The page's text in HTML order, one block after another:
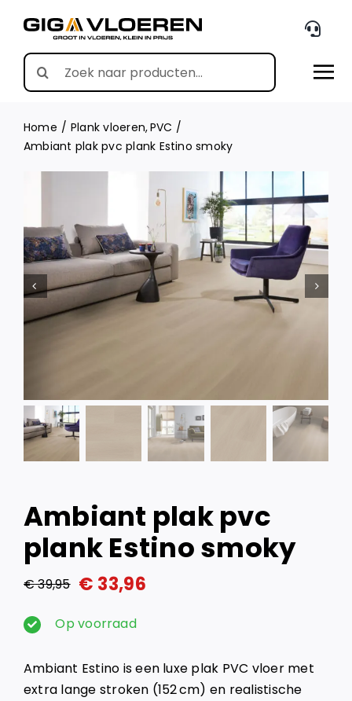
content
Search
for:
Home Plank vloeren PVC
Ambiant plak pvc plank Estino smoky
Ambiant plak pvc
plank Estino smoky
€39,95
Oorspronkelijke
prijs
€ 39,95.
€ 33,96
Huidige
prijs
€ 33,96.
Op voorraad
Ambiant Estino is een luxe plak PVC vloer met
extra lange stroken (152 cm) en realistische